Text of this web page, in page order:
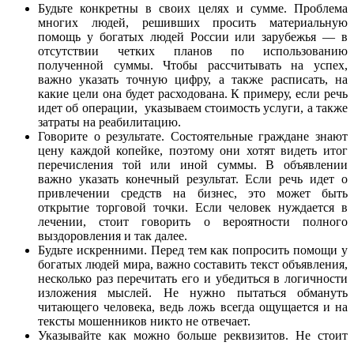
Будьте конкретны в своих целях и сумме. Проблема
многих людей, решивших просить материальную
помощь у богатых людей России или зарубежья — в
отсутствии четких планов по использованию
полученной суммы. Чтобы рассчитывать на успех,
важно указать точную цифру, а также расписать, на
какие цели она будет расходована. К примеру, если речь
идет об операции, указываем стоимость услуги, а также
затраты на реабилитацию.
Говорите о результате. Состоятельные граждане знают
цену каждой копейке, поэтому они хотят видеть итог
перечисления той или иной суммы. В объявлении
важно указать конечный результат. Если речь идет о
привлечении средств на бизнес, это может быть
открытие торговой точки. Если человек нуждается в
лечении, стоит говорить о вероятности полного
выздоровления и так далее.
Будьте искренними. Перед тем как попросить помощи у
богатых людей мира, важно составить текст объявления,
несколько раз перечитать его и убедиться в логичности
изложения мыслей. Не нужно пытаться обмануть
читающего человека, ведь ложь всегда ощущается и на
тексты мошенников никто не отвечает.
Указывайте как можно больше реквизитов. Не стоит